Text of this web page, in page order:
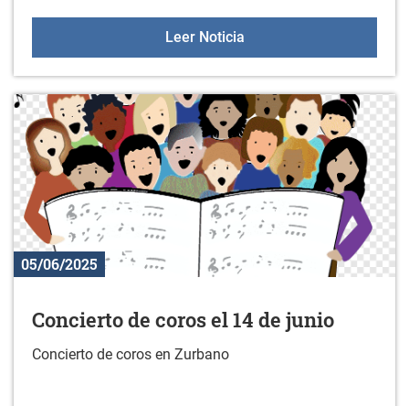
Leer NoticiaAsesoramiento en la
05/06/2025
Concierto de coros el 14 de junio
Concierto de coros en Zurbano